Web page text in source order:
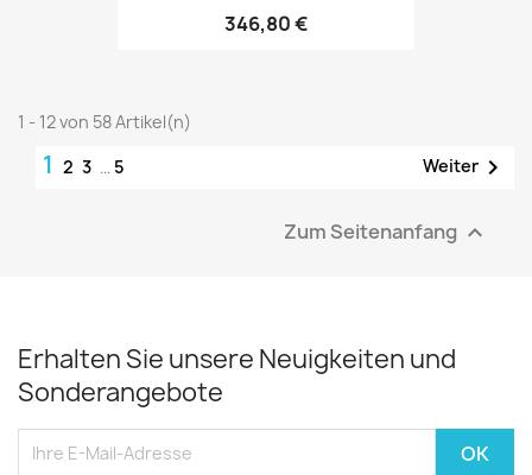
346,80 €
1 - 12 von 58 Artikel(n)
1 2 3 … 5 Weiter 
Zum Seitenanfang 
Erhalten Sie unsere Neuigkeiten und
Sonderangebote